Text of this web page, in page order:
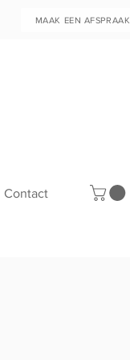
MAAK EEN AFSPRAAK
Contact